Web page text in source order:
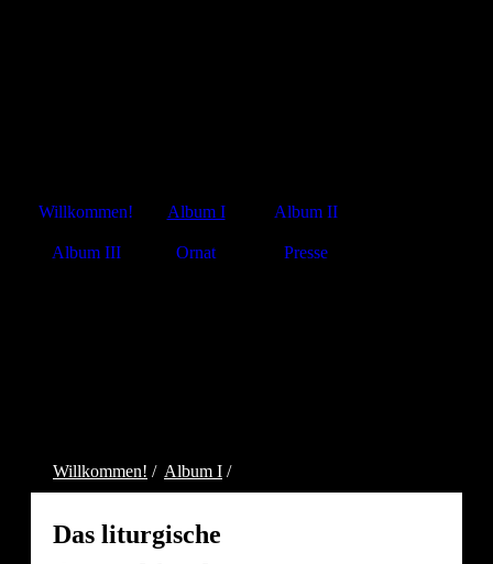
Willkommen! Album I Album II
Album III Ornat Presse
Willkommen! / Album I /
Das liturgische